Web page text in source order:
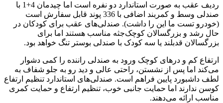
ردیف عقب به صورت استاندارد دو نفره است اما چیدمان 4+1 با
صندلی وسط و کمربند اضافی با 336 پوند قابل سفارش است
(خودرو تست ما این را داشت). صندلی‌های عقب برای کودکان در
حال رشد و بزرگسالان کوچک‌جثه مناسب هستند اما برای
بزرگسالان قدبلند یا سه کودک با صندلی بوستر تنگ خواهد بود.
ارتفاع کم و درهای کوچک ورود به صندلی راننده را کمی دشوار
می‌کند اما پس از نشستن، راحتی عالی و دید رو به جلو شفاف به
لطف داشبورد پایین فراهم است. صندلی‌های استاندارد تنظیم ارتفاع
کوسن ندارند اما حمایت جانبی خوب، تنظیم ارتفاع و حمایت کمری
مناسب ارائه می‌دهند.